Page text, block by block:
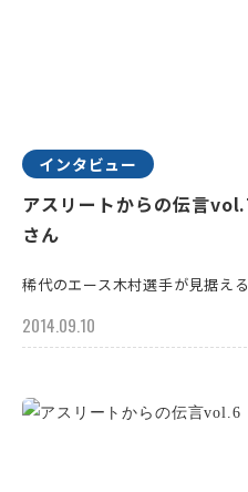
インタビュー
アスリートからの伝言
さん
稀代のエース木村選手が見据え
2014.09.10